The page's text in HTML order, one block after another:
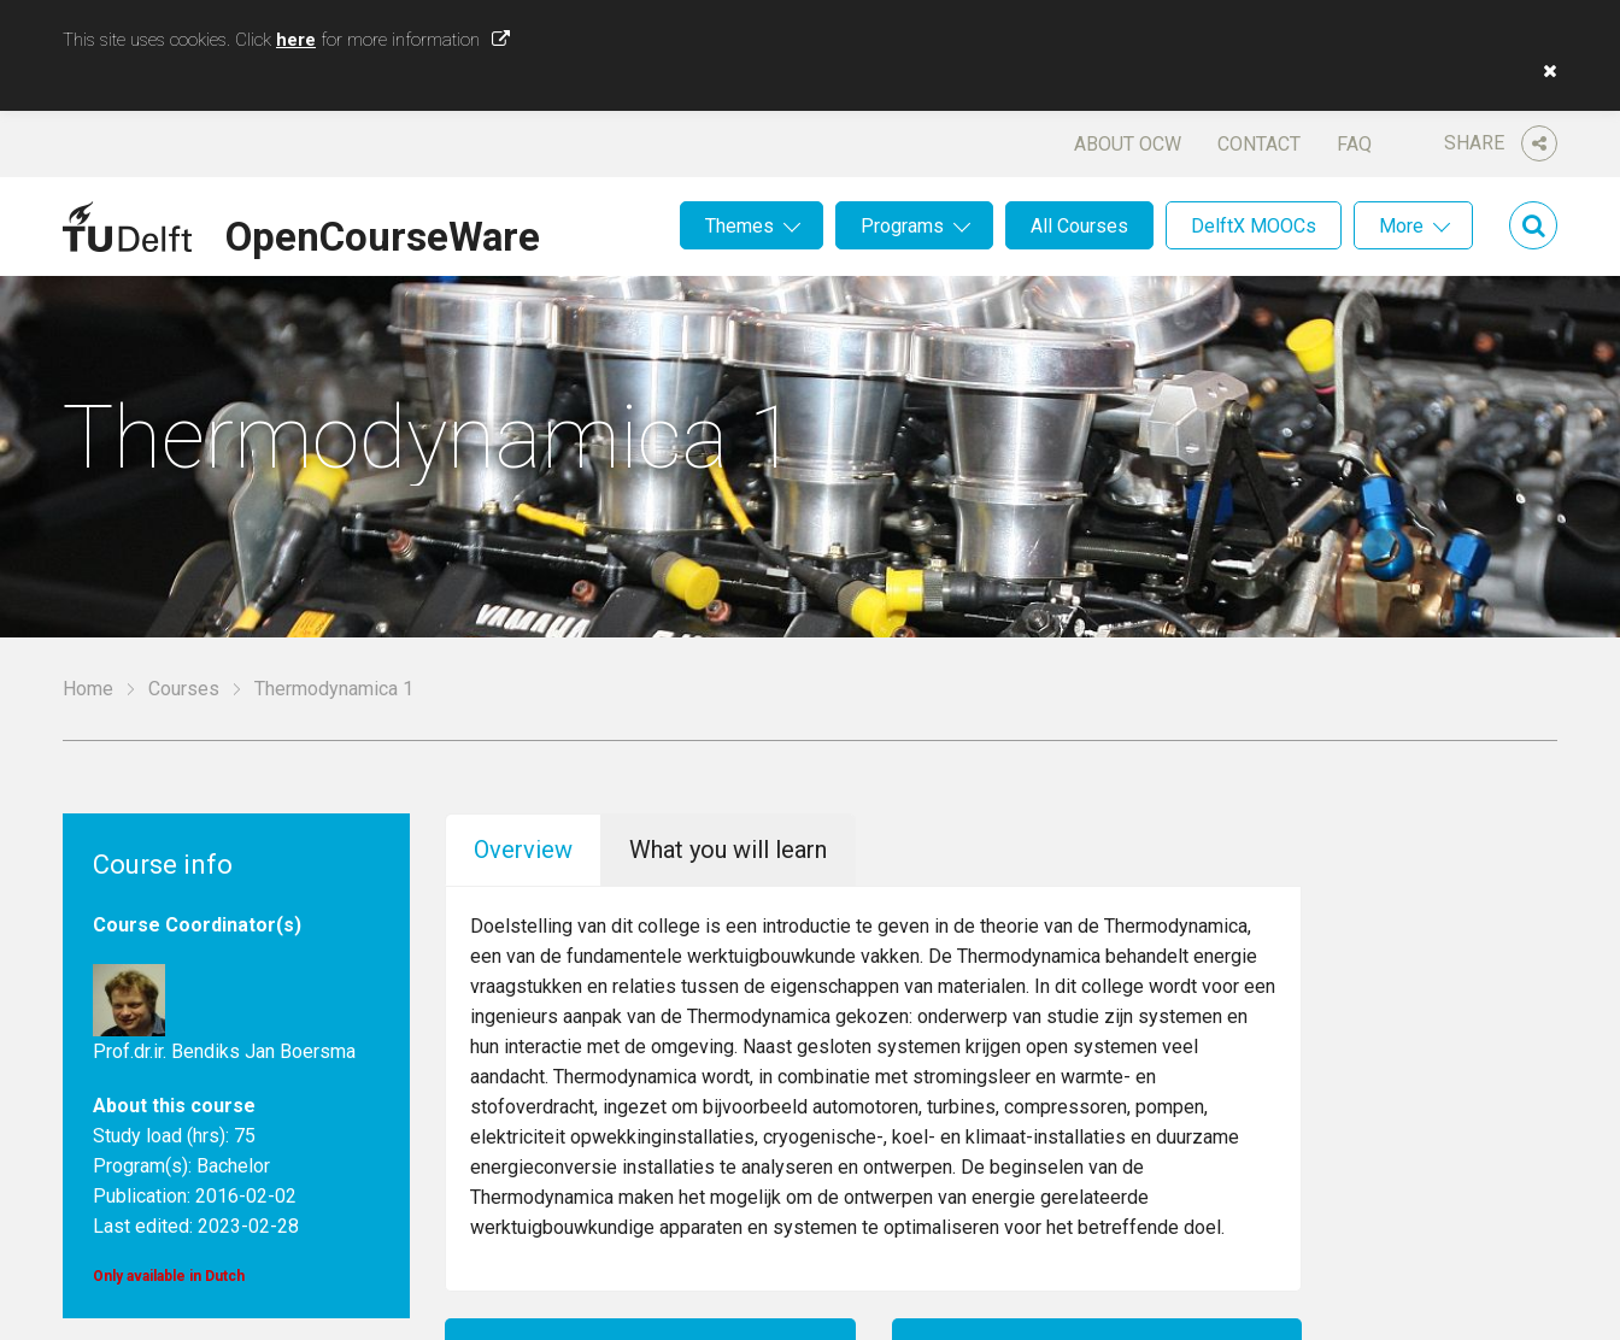
This site uses cookies. Click here for more information
SHARE
ABOUT OCW CONTACT FAQ
OpenCourseWare Themes Programs All Courses DelftX MOOCs More
Thermodynamica 1
Home Courses Thermodynamica 1
Overview What you will learn
Doelstelling van dit college is een introductie te geven in de theorie van de Thermodynamica,
een van de fundamentele werktuigbouwkunde vakken. De Thermodynamica behandelt energie
vraagstukken en relaties tussen de eigenschappen van materialen. In dit college wordt voor een
ingenieurs aanpak van de Thermodynamica gekozen: onderwerp van studie zijn systemen en
hun interactie met de omgeving. Naast gesloten systemen krijgen open systemen veel
aandacht. Thermodynamica wordt, in combinatie met stromingsleer en warmte- en
stofoverdracht, ingezet om bijvoorbeeld automotoren, turbines, compressoren, pompen,
elektriciteit opwekkinginstallaties, cryogenische-, koel- en klimaat-installaties en duurzame
energieconversie installaties te analyseren en ontwerpen. De beginselen van de
Thermodynamica maken het mogelijk om de ontwerpen van energie gerelateerde
werktuigbouwkundige apparaten en systemen te optimaliseren voor het betreffende doel.
Course info
Course Coordinator(s)
Prof.dr.ir. Bendiks Jan Boersma
About this course
Study load (hrs): 75
Program(s): Bachelor
Publication: 2016-02-02
Last edited: 2023-02-28
Only available in Dutch